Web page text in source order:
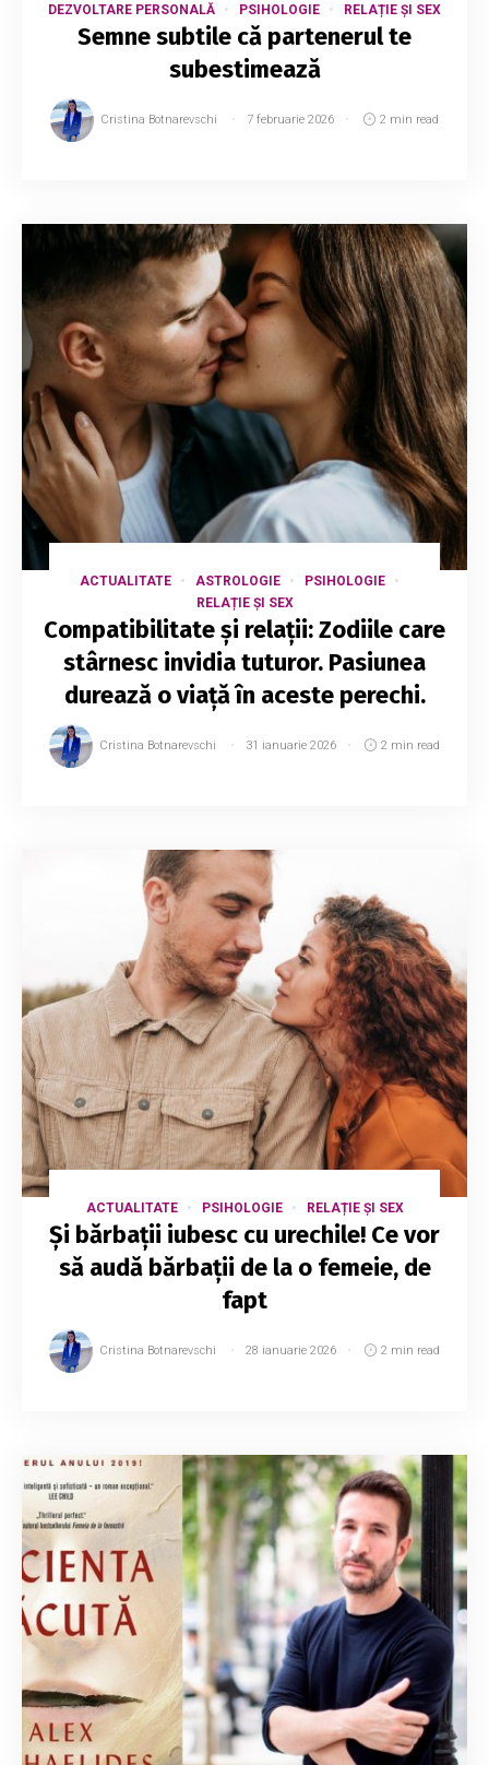
DEZVOLTARE PERSONALĂ PSIHOLOGIE RELAȚIE ȘI SEX
Semne subtile că partenerul te
subestimează
Cristina Botnarevschi 7 februarie 2026 2 min read
ACTUALITATE ASTROLOGIE
PSIHOLOGIE
RELAȚIE ȘI SEX
Compatibilitate și relații: Zodiile care
stârnesc invidia tuturor. Pasiunea
durează o viață în aceste perechi.
Cristina Botnarevschi 31 ianuarie 2026 2 min read
ACTUALITATE PSIHOLOGIE RELAȚIE ȘI SEX
Și bărbații iubesc cu urechile! Ce vor
să audă bărbații de la o femeie, de
fapt
Cristina Botnarevschi 28 ianuarie 2026 2 min read